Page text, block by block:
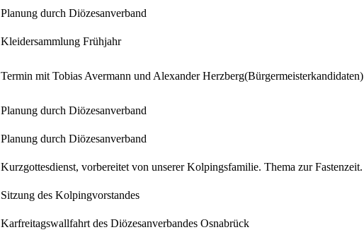
Planung durch Diözesanverband
Kleidersammlung Frühjahr
Termin mit Tobias Avermann und Alexander Herzberg(Bürgermeisterkandidaten)
Planung durch Diözesanverband
Planung durch Diözesanverband
Kurzgottesdienst, vorbereitet von unserer Kolpingsfamilie. Thema zur Fastenzeit.
Sitzung des Kolpingvorstandes
Karfreitagswallfahrt des Diözesanverbandes Osnabrück